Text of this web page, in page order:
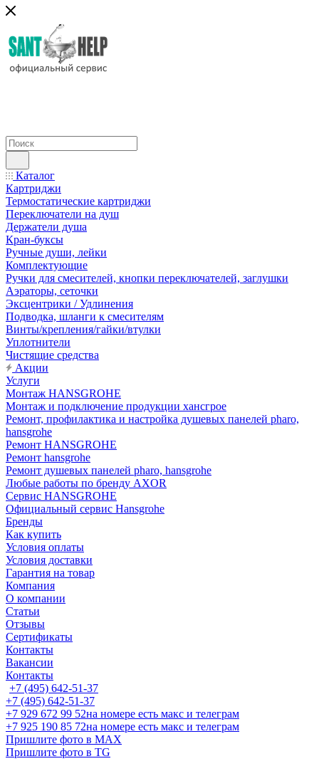
Каталог
Картриджи
Термостатические картриджи
Переключатели на душ
Держатели душа
Кран-буксы
Ручные души, лейки
Комплектующие
Ручки для смесителей, кнопки переключателей, заглушки
Аэраторы, сеточки
Эксцентрики / Удлинения
Подводка, шланги к смесителям
Винты/крепления/гайки/втулки
Уплотнители
Чистящие средства
Акции
Услуги
Монтаж HANSGROHE
Монтаж и подключение продукции хансгрое
Ремонт, профилактика и настройка душевых панелей pharo,
hansgrohe
Ремонт HANSGROHE
Ремонт hansgrohe
Ремонт душевых панелей pharo, hansgrohe
Любые работы по бренду AXOR
Сервис HANSGROHE
Официальный сервис Hansgrohe
Бренды
Как купить
Условия оплаты
Условия доставки
Гарантия на товар
Компания
О компании
Статьи
Отзывы
Сертификаты
Контакты
Вакансии
Контакты
+7 (495) 642-51-37
+7 (495) 642-51-37
+7 929 672 99 52на номере есть макс и телеграм
+7 925 190 85 72на номере есть макс и телеграм
Пришлите фото в MAX
Пришлите фото в TG